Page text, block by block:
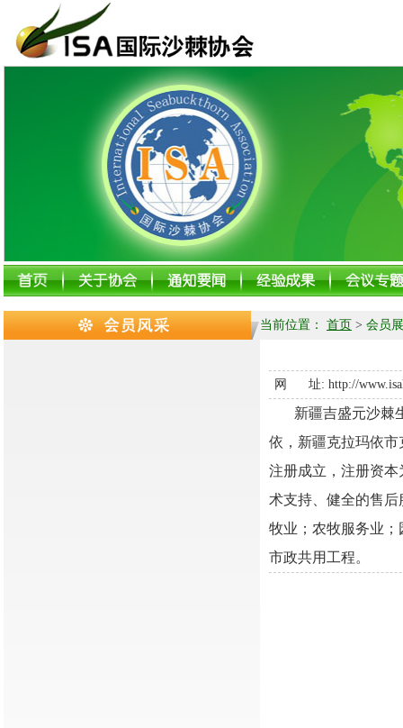
当前位置： 首页 > 会员
网 址: http://
新疆吉盛元沙棘
依，新疆克拉玛依市
注册成立，注册资
术支持、健全的售后
牧业；农牧服务业
市政共用工程。